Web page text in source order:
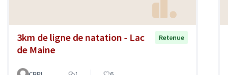
3km de ligne de natation - Lac
de Maine
Retenue